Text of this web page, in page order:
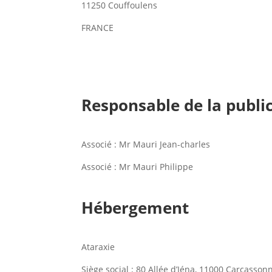
11250 Couffoulens
FRANCE
Responsable de la
Associé : Mr Mauri Jean-charles
Associé : Mr Mauri Philippe
Hébergement
Ataraxie
Siège social : 80 Allée d’Iéna, 11000